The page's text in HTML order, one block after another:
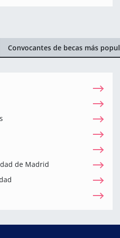
Convocantes de becas más
de Madrid